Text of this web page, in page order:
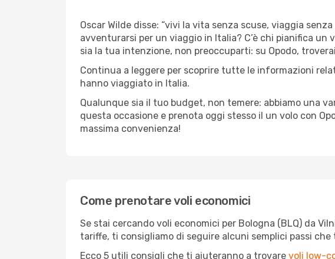
Oscar Wilde disse: “vivi la vita senza scuse, viaggia
avventurarsi per un viaggio in Italia? C’è chi pianifica
sia la tua intenzione, non preoccuparti: su Opodo,
Continua a leggere per scoprire tutte le informazioni
hanno viaggiato in Italia.
Qualunque sia il tuo budget, non temere: abbiamo una
questa occasione e prenota oggi stesso il un volo con
massima convenienza!
Come prenotare voli economici
Se stai cercando voli economici per Bologna (BLQ) da
tariffe, ti consigliamo di seguire alcuni semplici passi
Ecco 5 utili consigli che ti aiuteranno a trovare voli low-